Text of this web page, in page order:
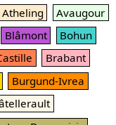
Atheling
Avaugour
Blâmont
Bohun
Brabant
Burgund-Ivrea